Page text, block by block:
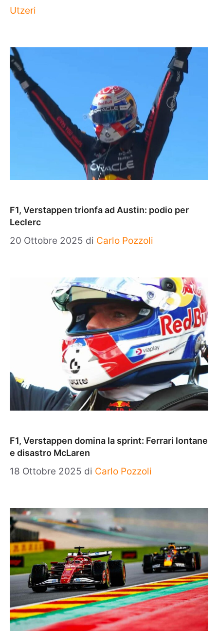
Utzeri
F1, Verstappen trionfa ad Austin: podio per
Leclerc
20 Ottobre 2025 di Carlo Pozzoli
F1, Verstappen domina la sprint: Ferrari lontane
e disastro McLaren
18 Ottobre 2025 di Carlo Pozzoli